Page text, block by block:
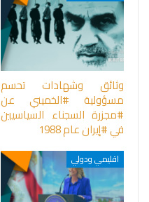
وثائق وشهادات تحسم
مسؤولية #الخميني عن
#مجزرة السجناء السياسيين
في #إيران عام 1988
اقليمي ودولي